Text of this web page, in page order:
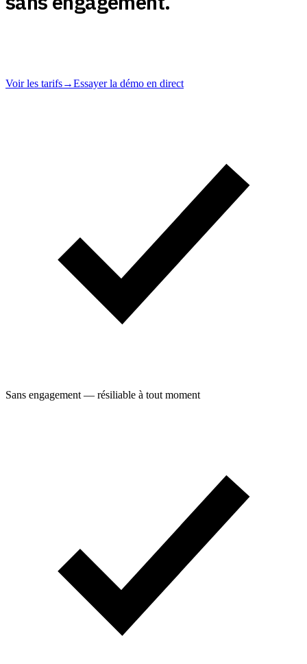
Voir les tarifs→Essayer la démo en direct
Sans engagement — résiliable à tout moment